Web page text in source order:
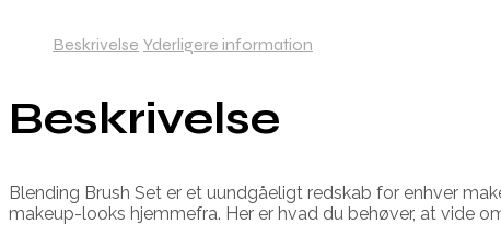
Beskrivelse Yderligere information
Beskrivelse
Blending Brush Set er et uundgåeligt redskab for enhver
makeup-looks hjemmefra. Her er hvad du behøver, at vide